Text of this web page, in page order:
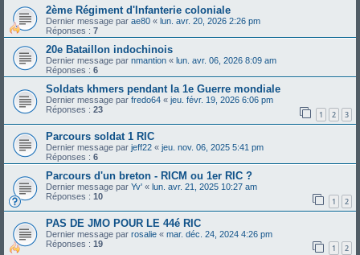
2ème Régiment d'Infanterie coloniale
Dernier message par ae80 « lun. avr. 20, 2026 2:26 pm
Réponses : 7
20e Bataillon indochinois
Dernier message par nmantion « lun. avr. 06, 2026 8:09 am
Réponses : 6
Soldats khmers pendant la 1e Guerre mondiale
Dernier message par fredo64 « jeu. févr. 19, 2026 6:06 pm
Réponses : 23 1 2 3
Parcours soldat 1 RIC
Dernier message par jeff22 « jeu. nov. 06, 2025 5:41 pm
Réponses : 6
Parcours d'un breton - RICM ou 1er RIC ?
Dernier message par Yv' « lun. avr. 21, 2025 10:27 am
Réponses : 10 1 2
PAS DE JMO POUR LE 44é RIC
Dernier message par rosalie « mar. déc. 24, 2024 4:26 pm
Réponses : 19 1 2